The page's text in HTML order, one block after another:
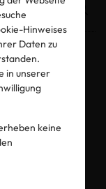
Hinweises
Daten zu
in unserer
keine